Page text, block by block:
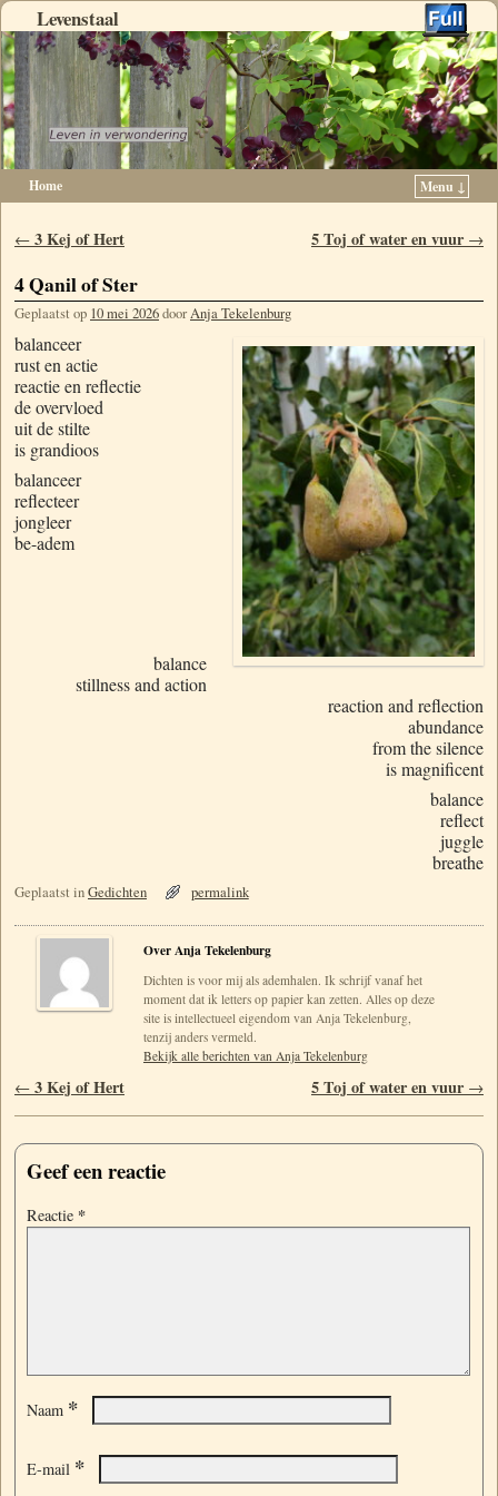
Levenstaal
Home Menu ↓
Berichtnavigatie
← 3 Kej of Hert 5 Toj of water en vuur →
4 Qanil of Ster
Geplaatst op 10 mei 2026doorAnja Tekelenburg
balanceer
rust en actie
reactie en reflectie
de overvloed
uit de stilte
is grandioos
balanceer
reflecteer
jongleer
be-adem
balance
stillness and action
reaction and reflection
abundance
from the silence
is magnificent
balance
reflect
juggle
breathe
Geplaatst inGedichten permalink
Over Anja Tekelenburg
Dichten is voor mij als ademhalen. Ik schrijf vanaf het
moment dat ik letters op papier kan zetten. Alles op deze
site is intellectueel eigendom van Anja Tekelenburg,
tenzij anders vermeld.
Bekijk alle berichten van Anja Tekelenburg
Berichtnavigatie
← 3 Kej of Hert 5 Toj of water en vuur →
Geef een reactie
Reactie *
Naam *
E-mail *